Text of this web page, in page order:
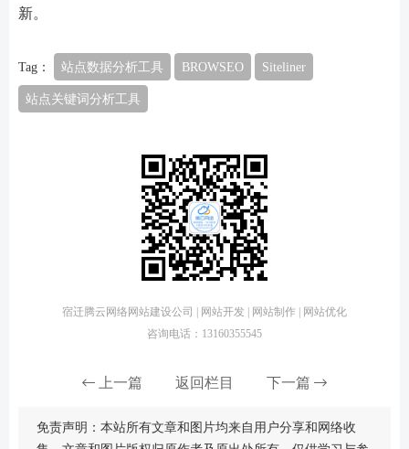
新。
Tag： 站点数据分析工具 BROWSEO Siteliner
站点关键词分析工具
宿迁腾云网络网站建设公司 | 网站开发 | 网站制作 | 网站优化
咨询电话：13160355545
上一篇 返回栏目 下一篇
免责声明：本站所有文章和图片均来自用户分享和网络收